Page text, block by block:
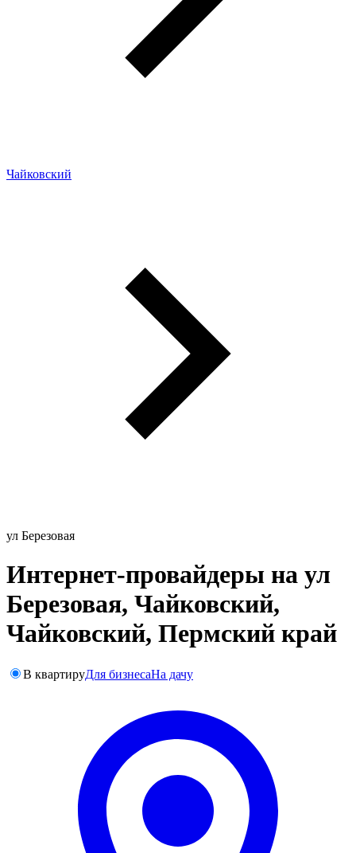
Чайковский
ул Березовая
Интернет-провайдеры на ул
Березовая, Чайковский,
Чайковский, Пермский край
В квартируДля бизнесаНа дачу